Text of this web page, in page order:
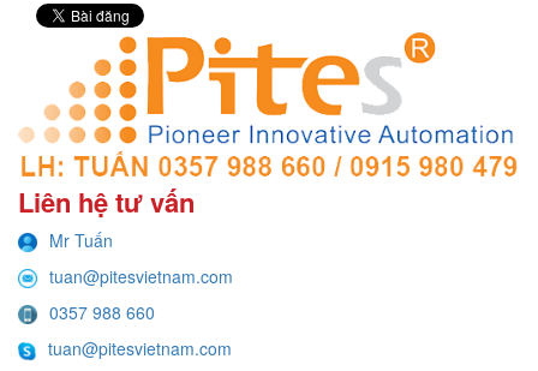
Liên hệ tư vấn
Mr Tuấn
tuan@pitesvietnam.com
0357 988 660
tuan@pitesvietnam.com